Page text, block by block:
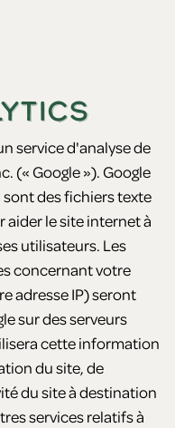
service d'analyse de
(« Google »). Google
des fichiers texte
aider le site internet à
utilisateurs. Les
concernant votre
adresse IP) seront
sur des serveurs
cette information
du site, de
du site à destination
services relatifs à